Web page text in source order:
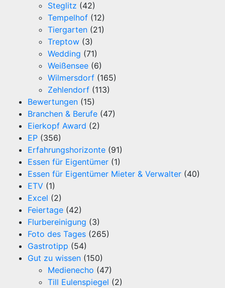
Steglitz (42)
Tempelhof (12)
Tiergarten (21)
Treptow (3)
Wedding (71)
Weißensee (6)
Wilmersdorf (165)
Zehlendorf (113)
Bewertungen (15)
Branchen & Berufe (47)
Eierkopf Award (2)
EP (356)
Erfahrungshorizonte (91)
Essen für Eigentümer (1)
Essen für Eigentümer Mieter & Verwalter (40)
ETV (1)
Excel (2)
Feiertage (42)
Flurbereinigung (3)
Foto des Tages (265)
Gastrotipp (54)
Gut zu wissen (150)
Medienecho (47)
Till Eulenspiegel (2)